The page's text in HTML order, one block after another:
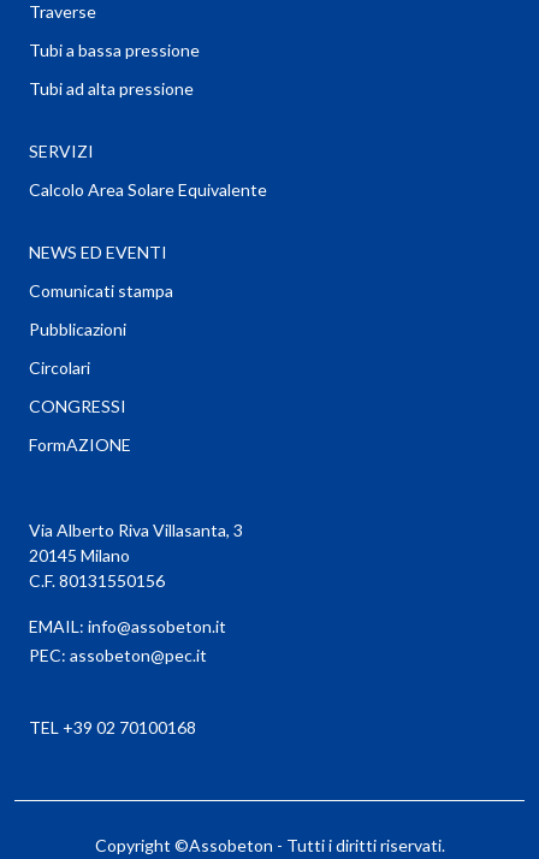
Traverse
Tubi a bassa pressione
Tubi ad alta pressione
SERVIZI
Calcolo Area Solare Equivalente
NEWS ED EVENTI
Comunicati stampa
Pubblicazioni
Circolari
CONGRESSI
FormAZIONE
Via Alberto Riva Villasanta, 3
20145 Milano
C.F. 80131550156
EMAIL: info@assobeton.it
PEC: assobeton@pec.it
TEL +39 02 70100168
Copyright ©Assobeton - Tutti i diritti riservati.